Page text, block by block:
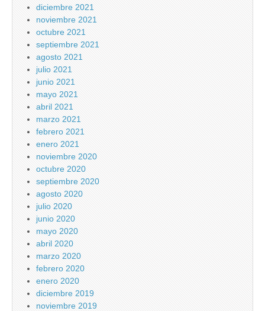
diciembre 2021
noviembre 2021
octubre 2021
septiembre 2021
agosto 2021
julio 2021
junio 2021
mayo 2021
abril 2021
marzo 2021
febrero 2021
enero 2021
noviembre 2020
octubre 2020
septiembre 2020
agosto 2020
julio 2020
junio 2020
mayo 2020
abril 2020
marzo 2020
febrero 2020
enero 2020
diciembre 2019
noviembre 2019